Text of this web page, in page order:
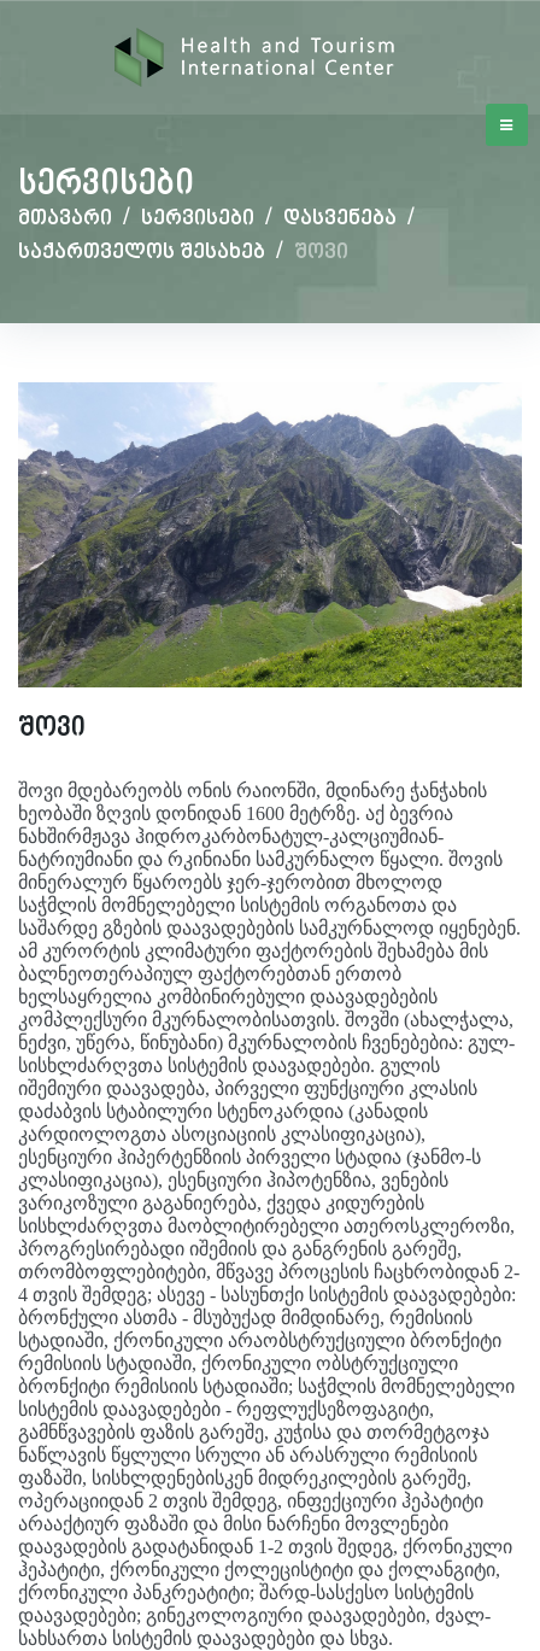
სერვისები
მთავარი / სერვისები / დასვენება /
საქართველოს შესახებ / შოვი
შოვი
შოვი მდებარეობს ონის რაიონში, მდინარე ჭანჭახის
ხეობაში ზღვის დონიდან 1600 მეტრზე. აქ ბევრია
ნახშირმჟავა ჰიდროკარბონატულ-კალციუმიან-
ნატრიუმიანი და რკინიანი სამკურნალო წყალი. შოვის
მინერალურ წყაროებს ჯერ-ჯერობით მხოლოდ
საჭმლის მომნელებელი სისტემის ორგანოთა და
საშარდე გზების დაავადებების სამკურნალოდ იყენებენ.
ამ კურორტის კლიმატური ფაქტორების შეხამება მის
ბალნეოთერაპიულ ფაქტორებთან ერთობ
ხელსაყრელია კომბინირებული დაავადებების
კომპლექსური მკურნალობისათვის. შოვში (ახალჭალა,
ნეძვი, უწერა, წინუბანი) მკურნალობის ჩვენებებია: გულ-
სისხლძარღვთა სისტემის დაავადებები. გულის
იშემიური დაავადება, პირველი ფუნქციური კლასის
დაძაბვის სტაბილური სტენოკარდია (კანადის
კარდიოლოგთა ასოციაციის კლასიფიკაცია),
ესენციური ჰიპერტენზიის პირველი სტადია (ჯანმო-ს
კლასიფიკაცია), ესენციური ჰიპოტენზია, ვენების
ვარიკოზული გაგანიერება, ქვედა კიდურების
სისხლძარღვთა მაობლიტირებელი ათეროსკლეროზი,
პროგრესირებადი იშემიის და განგრენის გარეშე,
თრომბოფლებიტები, მწვავე პროცესის ჩაცხრობიდან 2-
4 თვის შემდეგ; ასევე - სასუნთქი სისტემის დაავადებები:
ბრონქული ასთმა - მსუბუქად მიმდინარე, რემისიის
სტადიაში, ქრონიკული არაობსტრუქციული ბრონქიტი
რემისიის სტადიაში, ქრონიკული ობსტრუქციული
ბრონქიტი რემისიის სტადიაში; საჭმლის მომნელებელი
სისტემის დაავადებები - რეფლუქსეზოფაგიტი,
გამნწვავების ფაზის გარეშე, კუჭისა და თორმეტგოჯა
ნაწლავის წყლული სრული ან არასრული რემისიის
ფაზაში, სისხლდენებისკენ მიდრეკილების გარეშე,
ოპერაციიდან 2 თვის შემდეგ, ინფექციური ჰეპატიტი
არააქტიურ ფაზაში და მისი ნარჩენი მოვლენები
დაავადების გადატანიდან 1-2 თვის შედეგ, ქრონიკული
ჰეპატიტი, ქრონიკული ქოლეცისტიტი და ქოლანგიტი,
ქრონიკული პანკრეატიტი; შარდ-სასქესო სისტემის
დაავადებები; გინეკოლოგიური დაავადებები, ძვალ-
სახსართა სისტემის დაავადებები და სხვა.